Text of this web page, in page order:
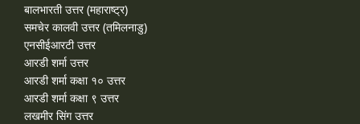
बालभारती उत्तर (महाराष्ट्र)
समचेर कालवी उत्तर (तमिलनाडु)
एनसीईआरटी उत्तर
आरडी शर्मा उत्तर
आरडी शर्मा कक्षा १० उत्तर
आरडी शर्मा कक्षा ९ उत्तर
लखमीर सिंग उत्तर